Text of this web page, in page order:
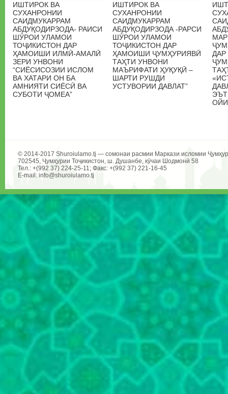
ИШТИРОК ВА
СУХАНРОНИИ
САИДМУКАРРАМ
АБДУҚОДИРЗОДА- РАИСИ
ШӮРОИ УЛАМОИ
ТОҶИКИСТОН ДАР
ҲАМОИШИ ИЛМӢ-АМАЛӢ
ЗЕРИ УНВОНИ
“СИЁСИСОЗИИ ИСЛОМ
ВА ХАТАРИ ОН БА
АМНИЯТИ СИЁСӢ ВА
СУБОТИ ҶОМЕА”
ИШТИРОК ВА
СУХАНРОНИИ
САИДМУКАРРАМ
АБДУҚОДИРЗОДА -РАРСИ
ШӮРОИ УЛАМОИ
ТОҶИКИСТОН ДАР
ҲАМОИШИ ҶУМҲУРИЯВӢ
ТАҲТИ УНВОНИ
МАЪРИФАТИ ҲУҚУҚӢ –
ШАРТИ РУШДИ
УСТУВОРИИ ДАВЛАТ”
© 2014-2017 Shuroiulamo.tj — сомонаи расмии Маркази исломии
702545, Ҷумҳурии Тоҷикистон, ш. Душанбе, кӯчаи Шодмонӣ 58
Тел.: +(992 37) 224-25-11; Факс: +(992 37) 221-16-45
E-mail: info@shuroiulamo.tj